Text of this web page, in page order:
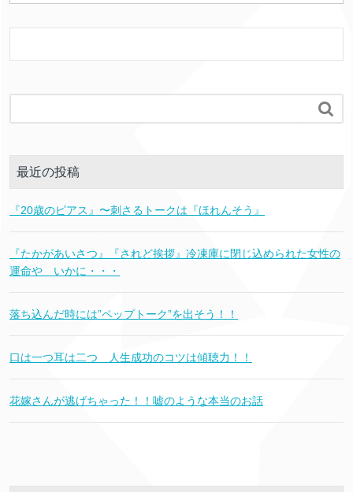

最近の投稿
『20歳のピアス』〜刺さるトークは『ほれんそう』
『たかがあいさつ』『されど挨拶』冷凍庫に閉じ込められた女性の
運命や いかに・・・
落ち込んだ時には”ペップトーク”を出そう！！
口は一つ耳は二つ 人生成功のコツは傾聴力！！
花嫁さんが逃げちゃった！！嘘のような本当のお話